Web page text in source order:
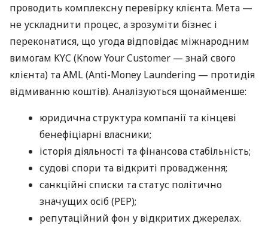
проводить комплексну перевірку клієнта. Мета —
не ускладнити процес, а зрозуміти бізнес і
переконатися, що угода відповідає міжнародним
вимогам KYC (Know Your Customer — знай свого
клієнта) та AML (Anti-Money Laundering — протидія
відмиванню коштів). Аналізуються щонайменше:
юридична структура компанії та кінцеві
бенефіціарні власники;
історія діяльності та фінансова стабільність;
судові спори та відкриті провадження;
санкційні списки та статус політично
значущих осіб (PEP);
репутаційний фон у відкритих джерелах.